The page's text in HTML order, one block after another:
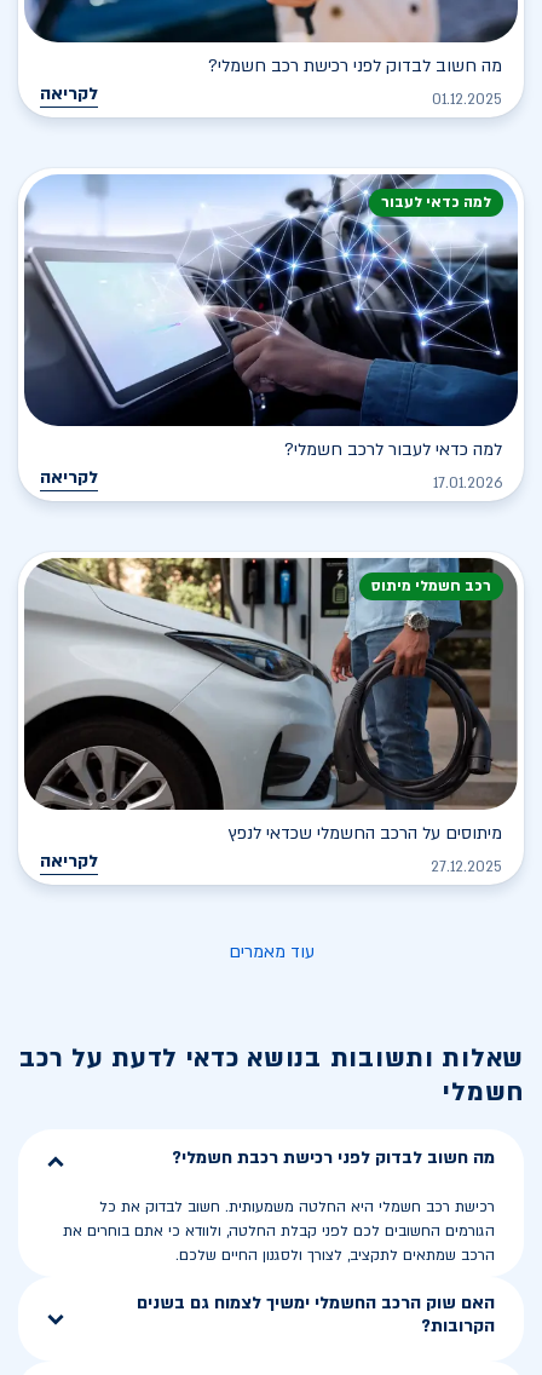
מה חשוב לבדוק לפני רכישת רכב חשמלי?
01.12.2025 לקריאה
למה כדאי לעבור
למה כדאי לעבור לרכב חשמלי?
17.01.2026 לקריאה
רכב חשמלי מיתוס
מיתוסים על הרכב החשמלי שכדאי לנפץ
27.12.2025 לקריאה
עוד מאמרים
שאלות ותשובות בנושא כדאי לדעת על רכב
חשמלי
מה חשוב לבדוק לפני רכישת רכבת חשמלי?
רכישת רכב חשמלי היא החלטה משמעותית. חשוב לבדוק את כל
הגורמים החשובים לכם לפני קבלת החלטה, ולוודא כי אתם בוחרים את
הרכב שמתאים לתקציב, לצורך ולסגנון החיים שלכם.
האם שוק הרכב החשמלי ימשיך לצמוח גם בשנים
הקרובות?